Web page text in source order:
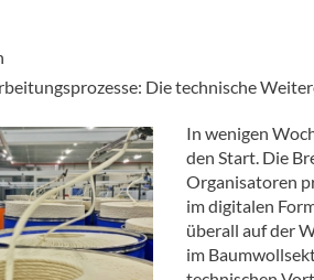
Die technische
In wenigen
den Start. Die
Organisatoren
im digitalen
überall auf der
im